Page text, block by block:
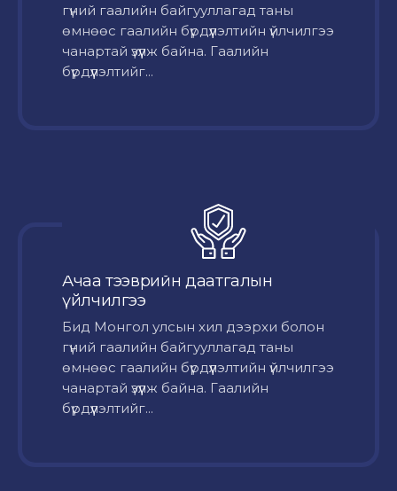
гүний гаалийн байгууллагад таны
өмнөөс гаалийн бүрдүүлэлтийн үйлчилгээ
чанартай үзүүлж байна. Гаалийн
бүрдүүлэлтийг...
Ачаа тээврийн даатгалын
үйлчилгээ
Бид Монгол улсын хил дээрхи болон
гүний гаалийн байгууллагад таны
өмнөөс гаалийн бүрдүүлэлтийн үйлчилгээ
чанартай үзүүлж байна. Гаалийн
бүрдүүлэлтийг...